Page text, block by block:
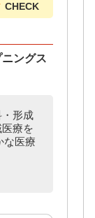
CHECK
ングス
形成
療を
な医療